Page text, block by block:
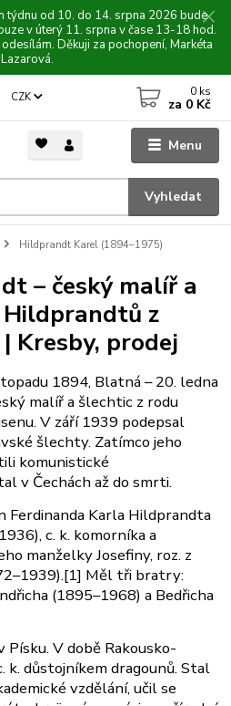
týdnu od 10. do 14. srpna 2026 bude
v úterý 11. srpna v čase 13-18 hod.
Děkuji za pochopení, Markéta
Lazarová.
Menu
CZK
Vyhledat
0 ks
za 0 Kč
Hildprandt Karel (1894–1975)
– český malíř a
z
Kresby, prodej
1894, Blatná – 20. ledna
malíř a šlechtic z rodu
V září 1939 podepsal
šlechty. Zatímco jeho
komunistické
v Čechách až do smrti.
Ferdinanda Karla Hildprandta
c. k. komorníka a
manželky Josefiny, roz. z
Měl tři bratry:
(1895–1968) a Bedřicha
V době Rakousko-
k. důstojníkem dragounů. Stal
vzdělání, učil se